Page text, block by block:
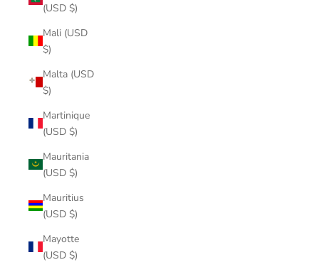
(USD $)
Mali (USD
$)
Malta (USD
$)
Martinique
(USD $)
Mauritania
(USD $)
Mauritius
(USD $)
Mayotte
(USD $)